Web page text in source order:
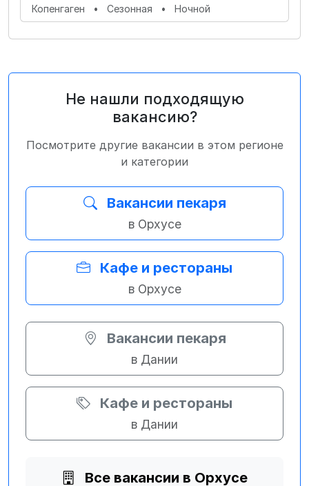
Копенгаген • Сезонная • Ночной
Не нашли подходящую
вакансию?
Посмотрите другие вакансии в этом регионе
и категории
Вакансии пекаря
в Орхусе
Кафе и рестораны
в Орхусе
Вакансии пекаря
в Дании
Кафе и рестораны
в Дании
Все вакансии в Орхусе